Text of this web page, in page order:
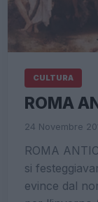
CULTURA
ROMA
24 Novembre
ROMA
si
evince dal